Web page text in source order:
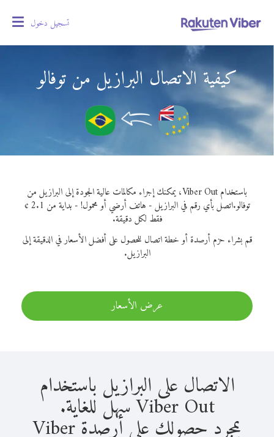
تسجيل دخول
كيفية الاتصال البرازيل من توفالو
باستخدام Viber Out، يمكنك إجراء مكالمات عالية الجودة إلى البرازيل من
توفالو.
اتصل بأي رقم في البرازيل - هاتف أرضي أو محمول! - بداية من 2.1 ¢
فقط لكل دقيقة.
قم بشراء حزم أرصدة أو خطة اتصال للحصول على أفضل الأسعار في الدقيقة إلى
البرازيل.
عرض الأسعار
الاتصال على البرازيل باستخدام
Viber Out سهل للغاية.
بمجرد حصولك على أرصدة Viber